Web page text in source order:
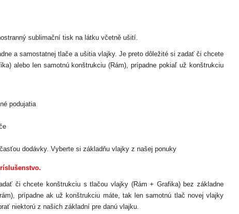
sublimační tisk na látku včetně ušití.
a samostatnej tlače a ušitia vlajky. Je preto dôležité si zadať či chcete
alebo len samotnú konštrukciu (Rám), prípadne pokiaľ už konštrukciu
podujatia
dodávky. Vyberte si základňu vlajky z našej ponuky
či chcete konštrukciu s tlačou vlajky (Rám + Grafika) bez základne
prípadne ak už konštrukciu máte, tak len samotnú tlač novej vlajky
niektorú z našich základní pre danú vlajku.